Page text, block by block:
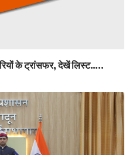
के ट्रांसफर, देखें लिस्ट…..